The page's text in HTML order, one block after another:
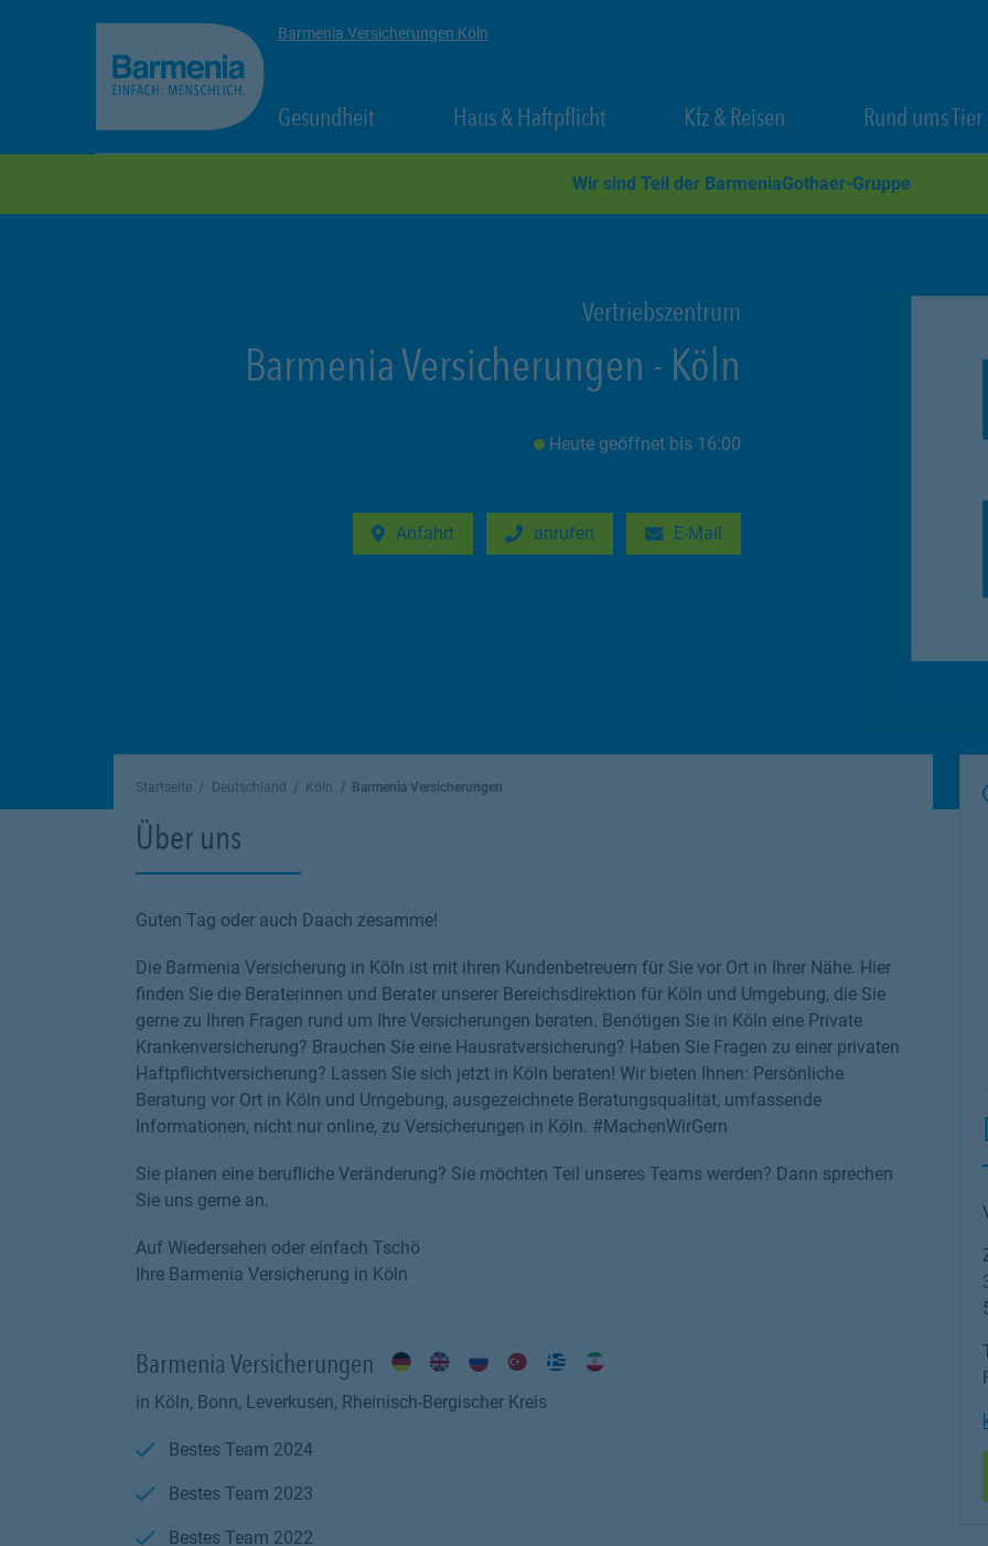
Barmenia Versicherungen Köln
Gesundheit Link Opens in New Tab
Haus & HaftpflichtLink Opens in New Tab
Kfz & Reisen Link Opens in New Tab
Rund ums Tier
Wir sind Teil der BarmeniaGothaer-Gruppe
Vertriebszentrum
Barmenia Versicherungen - Köln
Heute geöffnet bis 16:00
Anfahrt
Link Opens in New Tabanrufen E-Mail
Link Opens in New Tab
Startseite Deutschland Köln Barmenia Versicherungen
Über uns
Guten Tag oder auch Daach zesamme!
Die Barmenia Versicherung in Köln ist mit ihren Kundenbetreuern für Sie vor Ort in Ihrer Nähe. Hier
finden Sie die Beraterinnen und Berater unserer Bereichsdirektion für Köln und Umgebung, die Sie
gerne zu Ihren Fragen rund um Ihre Versicherungen beraten. Benötigen Sie in Köln eine Private
Krankenversicherung? Brauchen Sie eine Hausratversicherung? Haben Sie Fragen zu einer privaten
Haftpflichtversicherung? Lassen Sie sich jetzt in Köln beraten! Wir bieten Ihnen: Persönliche
Beratung vor Ort in Köln und Umgebung, ausgezeichnete Beratungsqualität, umfassende
Informationen, nicht nur online, zu Versicherungen in Köln. #MachenWirGern
Sie planen eine berufliche Veränderung? Sie möchten Teil unseres Teams werden? Dann sprechen
Sie uns gerne an.
Auf Wiedersehen oder einfach Tschö
Ihre Barmenia Versicherung in Köln
Barmenia Versicherungen
in Köln, Bonn, Leverkusen, Rheinisch-Bergischer Kreis
Bestes Team 2024
Bestes Team 2023
Bestes Team 2022